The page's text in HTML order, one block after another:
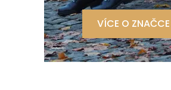
VÍCE O ZNAČCE